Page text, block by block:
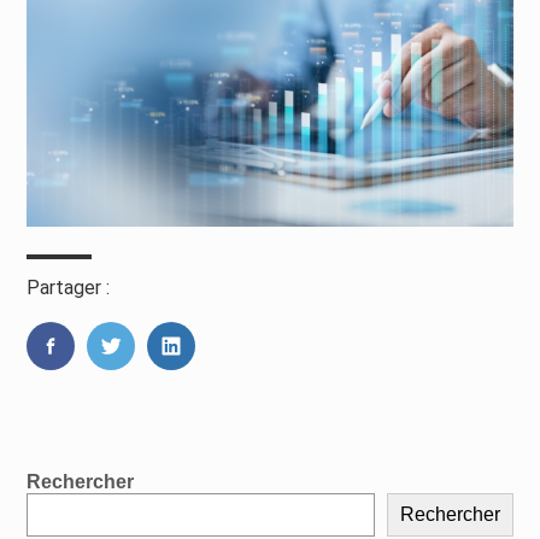
Partager :
FaceBookTwitterLinkedIn
Blog
Rechercher
Rechercher